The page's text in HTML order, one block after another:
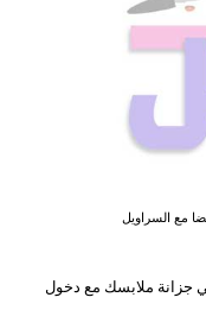
مع السراويل
جزانة ملابسك مع دخول